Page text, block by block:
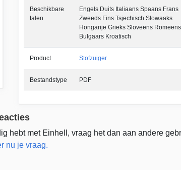
Beschikbare
talen
Engels Duits Italiaans Spaans Frans
Zweeds Fins Tsjechisch Slowaaks
Hongarije Grieks Sloveens Romeens
Bulgaars Kroatisch
Product Stofzuiger
Bestandstype PDF
hebt met Einhell, vraag het dan aan andere
nu je vraag.